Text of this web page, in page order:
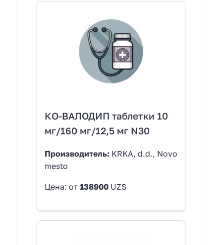
КО-ВАЛОДИП таблетки 10
мг/160 мг/12,5 мг N30
Производитель: KRKA, d.d., Novo
mesto
Цена: от 138900 UZS